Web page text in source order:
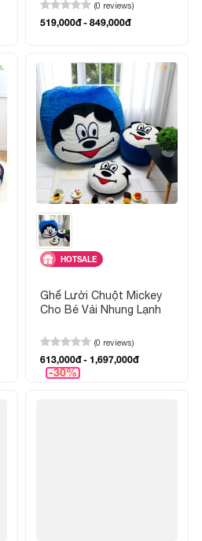
(0 reviews)
519,000đ - 849,000đ
HOTSALE
Ghế Lười Chuột Mickey
Cho Bé Vải Nhung Lạnh
(0 reviews)
613,000đ - 1,697,000đ
-30%